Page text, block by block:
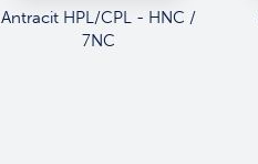
Antracit HPL/CPL - HNC /
7NC